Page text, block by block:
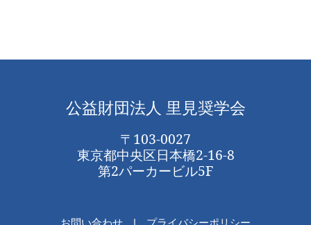
公益財団法人 里見奨学会
〒103-0027
東京都中央区日本橋2-16-8
第2パーカービル5F
お問い合わせ プライバシーポリシー